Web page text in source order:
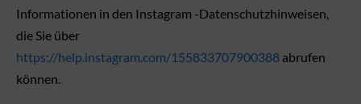
Informationen in den Instagram -Datenschutzhinweisen,
die Sie über
https://help.instagram.com/155833707900388abrufen
können.